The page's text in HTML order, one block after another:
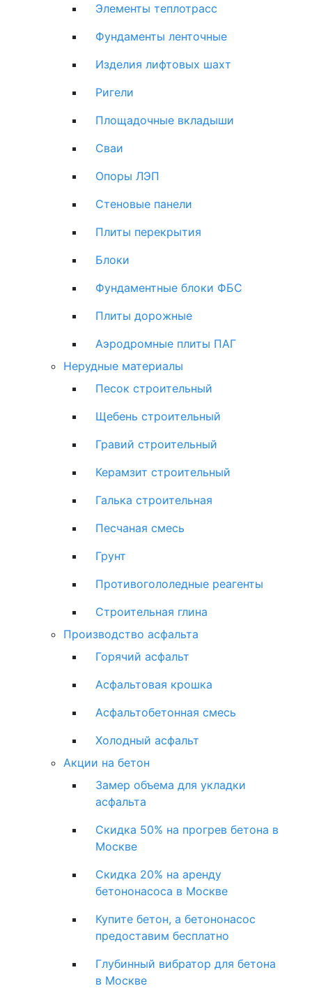
Элементы теплотрасс
Фундаменты ленточные
Изделия лифтовых шахт
Ригели
Площадочные вкладыши
Сваи
Опоры ЛЭП
Стеновые панели
Плиты перекрытия
Блоки
Фундаментные блоки ФБС
Плиты дорожные
Аэродромные плиты ПАГ
Нерудные материалы
Песок строительный
Щебень строительный
Гравий строительный
Керамзит строительный
Галька строительная
Песчаная смесь
Грунт
Противогололедные реагенты
Строительная глина
Производство асфальта
Горячий асфальт
Асфальтовая крошка
Асфальтобетонная смесь
Холодный асфальт
Акции на бетон
Замер объема для укладки
асфальта
Скидка 50% на прогрев бетона в
Москве
Скидка 20% на аренду
бетононасоса в Москве
Купите бетон, а бетононасос
предоставим бесплатно
Глубинный вибратор для бетона
в Москве